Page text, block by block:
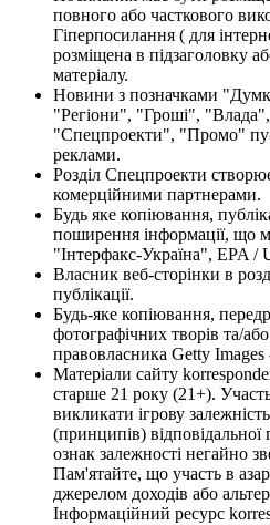
повного або часткового
Гіперпосилання ( для
розміщена в підзаголовку
матеріалу.
Новини з позначками
"Регіони", "Гроші",
"Спецпроекти", "Промо"
реклами.
Розділ Спецпроекти
комерційними партнерами.
Будь яке копіювання,
поширення інформації, що
"Інтерфакс-Україна", EPA /
Власник веб-сторінки в
публікації.
Будь-яке копіювання,
фотографічних творів та/або
правовласника Getty Images
Матеріали сайту
старше 21 року (21+).
викликати ігрову
(принципів)
ознак залежності негайно
Пам'ятайте, що участь в
джерелом доходів або
Інформаційний ресурс